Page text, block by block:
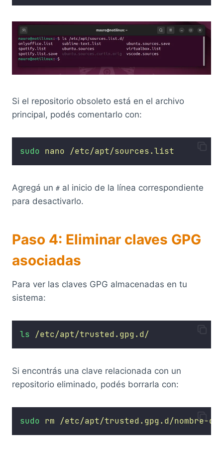
Si el repositorio obsoleto está en el archivo
principal, podés comentarlo con:
sudo nano /etc/apt/sources.list
Agregá un # al inicio de la línea correspondiente
para desactivarlo.
Paso 4: Eliminar claves GPG
asociadas
Para ver las claves GPG almacenadas en tu
sistema:
ls /etc/apt/trusted.gpg.d/
Si encontrás una clave relacionada con un
repositorio eliminado, podés borrarla con:
sudo rm /etc/apt/trusted.gpg.d/nombre-